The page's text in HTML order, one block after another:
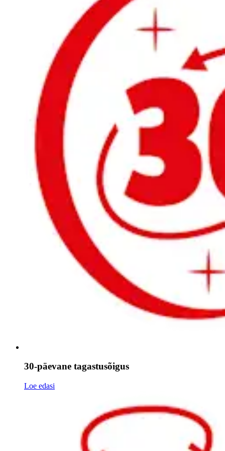
30-päevane tagastusõigus
Loe edasi